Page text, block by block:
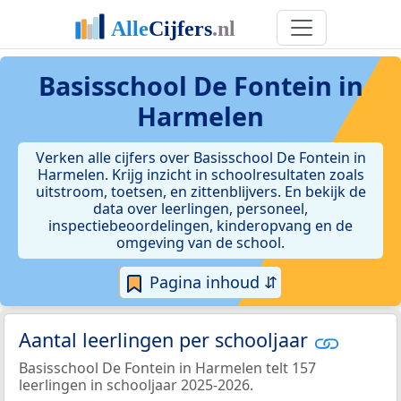
Basisschool De Fontein in
Harmelen
Verken alle cijfers over Basisschool De Fontein in
Harmelen. Krijg inzicht in schoolresultaten zoals
uitstroom, toetsen, en zittenblijvers. En bekijk de
data over leerlingen, personeel,
inspectiebeoordelingen, kinderopvang en de
omgeving van de school.
Pagina inhoud ⇵
Aantal leerlingen per schooljaar
Basisschool De Fontein in Harmelen telt 157
leerlingen in schooljaar 2025-2026.